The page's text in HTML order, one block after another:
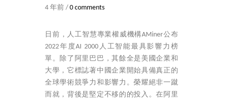
4 年前 /0 comments
日前，人工智慧專業權威機構AMiner公布
2022年度AI 2000人工智能最具影響力榜
單。除了阿里巴巴，其餘全是美國企業和
大學，它標誌著中國企業開始具備真正的
全球學術競爭力和影響力。榮耀絕非一蹴
而就，背後是堅定不移的的投入。在阿里